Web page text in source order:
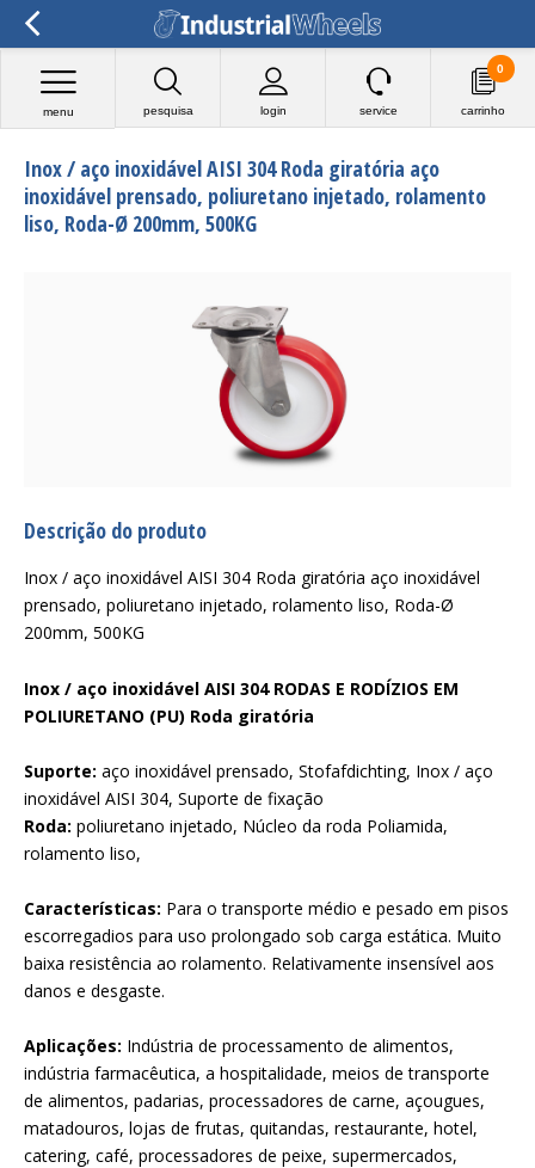
pesquisa login
menu service carrinho
0
Inox / aço inoxidável AISI 304 Roda giratória aço
inoxidável prensado, poliuretano injetado, rolamento
liso, Roda-Ø 200mm, 500KG
Descrição do produto
Inox / aço inoxidável AISI 304 Roda giratória aço inoxidável
prensado, poliuretano injetado, rolamento liso, Roda-Ø
200mm, 500KG
Inox / aço inoxidável AISI 304 RODAS E RODÍZIOS EM
POLIURETANO (PU) Roda giratória
Suporte: aço inoxidável prensado, Stofafdichting, Inox / aço
inoxidável AISI 304, Suporte de fixação
Roda: poliuretano injetado, Núcleo da roda Poliamida,
rolamento liso,
Características: Para o transporte médio e pesado em pisos
escorregadios para uso prolongado sob carga estática. Muito
baixa resistência ao rolamento. Relativamente insensível aos
danos e desgaste.
Aplicações: Indústria de processamento de alimentos,
indústria farmacêutica, a hospitalidade, meios de transporte
de alimentos, padarias, processadores de carne, açougues,
matadouros, lojas de frutas, quitandas, restaurante, hotel,
catering, café, processadores de peixe, supermercados,